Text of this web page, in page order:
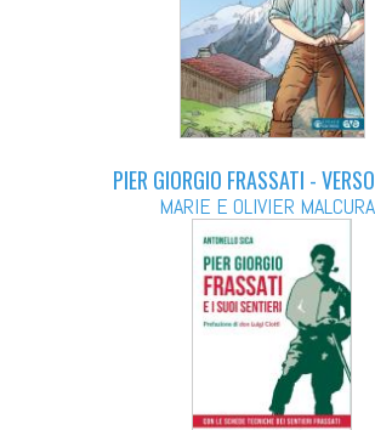
PIER GIORGIO FRASSATI -
MARIE E OLIVIER